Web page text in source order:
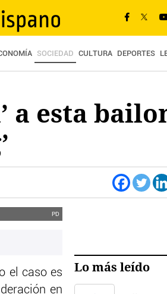
SOCIEDAD CULTURA DEPORTES
a esta
PD
el caso es
en
Lo más leído